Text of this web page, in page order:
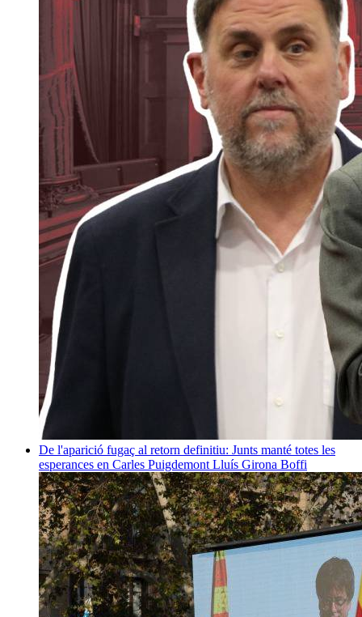
De l'aparició fugaç al retorn definitiu: Junts manté totes les
esperances en Carles Puigdemont Lluís Girona Boffi